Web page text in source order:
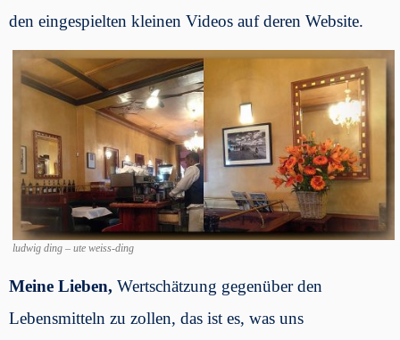
den eingespielten kleinen Videos auf deren Website.
ludwig ding – ute weiss-ding
Meine Lieben, Wertschätzung gegenüber den
Lebensmitteln zu zollen, das ist es, was uns